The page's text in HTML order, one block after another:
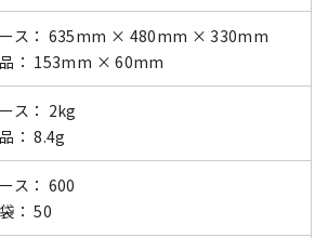
ス： 635mm × 480mm × 330mm
： 153mm × 60mm
ス： 2kg
： 8.4g
ス： 600
： 50